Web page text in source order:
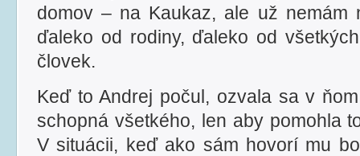
domov – na Kaukaz, ale už nemám
ďaleko od rodiny, ďaleko od
človek.
Keď to Andrej počul, ozvala sa v
schopná všetkého, len aby pomohla
V situácii, keď ako sám hovorí mu